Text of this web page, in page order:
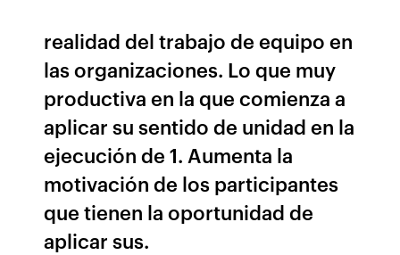
realidad del trabajo de equipo en
las organizaciones. Lo que muy
productiva en la que comienza a
aplicar su sentido de unidad en la
ejecución de 1. Aumenta la
motivación de los participantes
que tienen la oportunidad de
aplicar sus.